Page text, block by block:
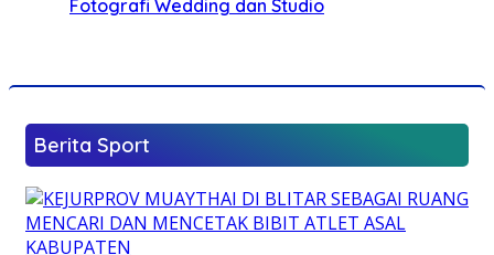
Fotografi Wedding dan Studio
Berita Sport